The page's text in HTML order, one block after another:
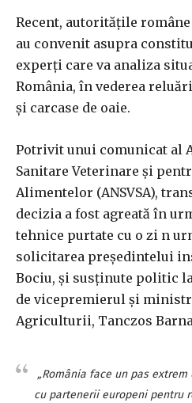
Recent, autorităţile
au convenit asupra
experţi care va analiza
România, în vederea
şi carcase de oaie.
Potrivit unui comunicat al
Sanitare Veterinare şi
Alimentelor (ANSVSA),
decizia a fost agreată în
tehnice purtate cu o zi n
solicitarea preşedintelui
Bociu, şi susţinute politic
de vicepremierul şi
Agriculturii, Tanczos
„România face un pas
cu partenerii europeni pentru